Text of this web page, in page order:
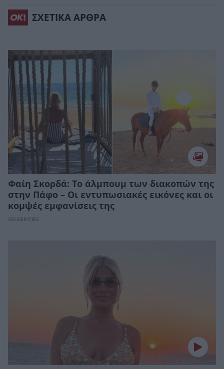
ΣΧΕΤΙΚΑ ΑΡΘΡΑ
Φαίη Σκορδά: To άλμπουμ των διακοπών της
στην Πάφο – Οι εντυπωσιακές εικόνες και οι
κομψές εμφανίσεις της
CELEBRITIES